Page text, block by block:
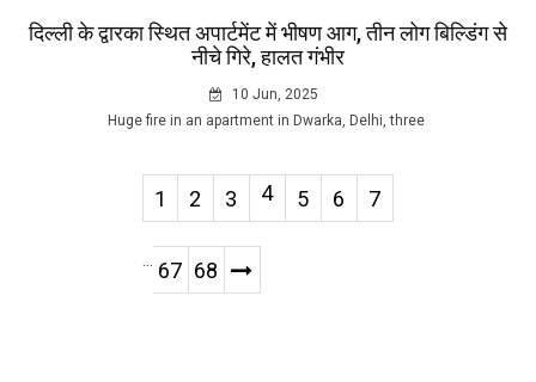
दिल्ली के द्वारका स्थित अपार्टमेंट में भीषण आग, तीन लोग बिल्डिंग से
नीचे गिरे, हालत गंभीर
10 Jun, 2025
Huge fire in an apartment in Dwarka, Delhi, three
1 2 3 4 5 6 7
... 67 68